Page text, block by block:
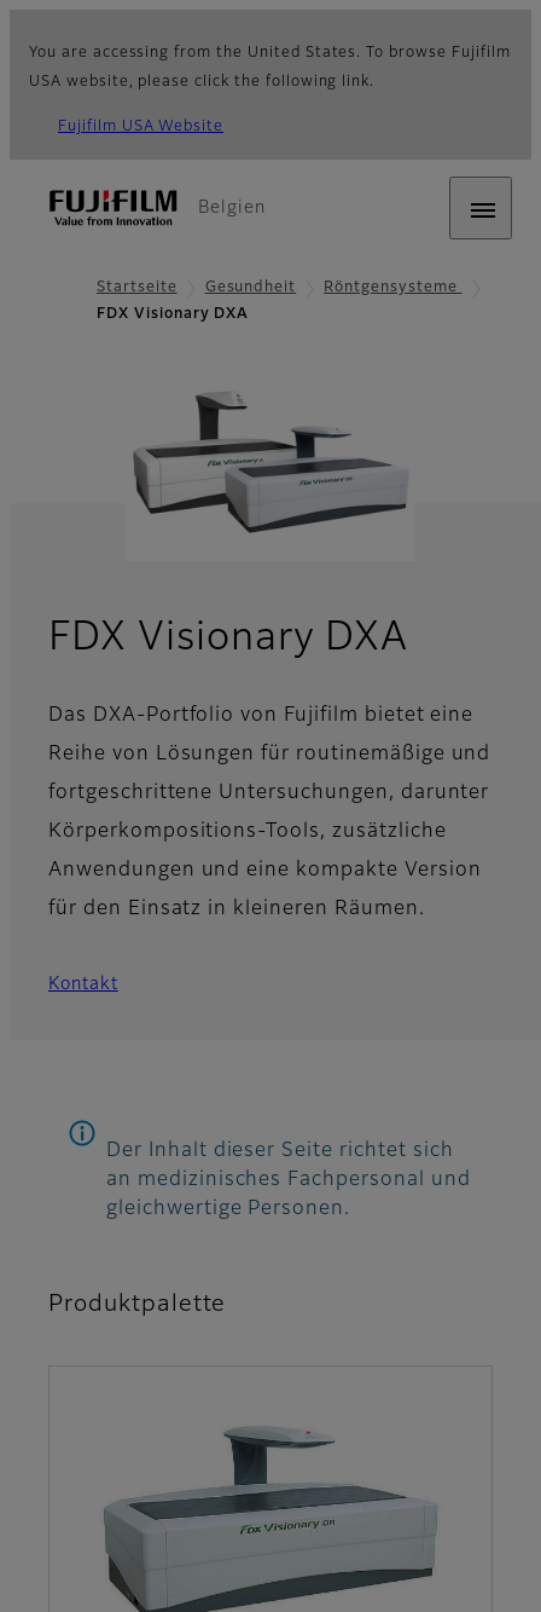
You are accessing from the United States. To browse Fujifilm
USA website, please click the following link.
Fujifilm USA Website
Belgien
Startseite Gesundheit
Röntgensysteme
FDX Visionary DXA
FDX Visionary DXA
Das DXA-Portfolio von Fujifilm bietet eine
Reihe von Lösungen für routinemäßige und
fortgeschrittene Untersuchungen, darunter
Körperkompositions-Tools, zusätzliche
Anwendungen und eine kompakte Version
für den Einsatz in kleineren Räumen.
Kontakt
Der Inhalt dieser Seite richtet sich
an medizinisches Fachpersonal und
gleichwertige Personen.
Produktpalette